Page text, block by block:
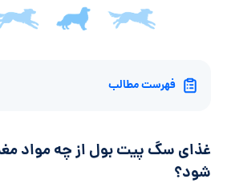
فهرست مطالب
غذای سگ پیت بول از چه مواد
شود؟